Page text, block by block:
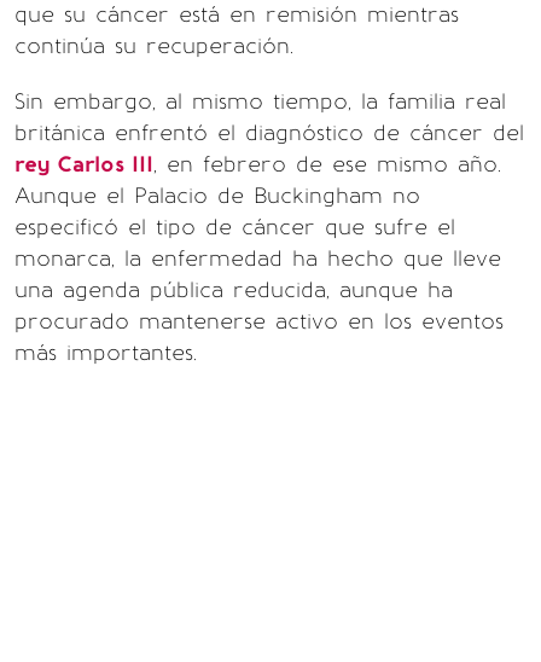
que su cáncer está en remisión mientras
continúa su recuperación.
Sin embargo, al mismo tiempo, la familia real
británica enfrentó el diagnóstico de cáncer del
rey Carlos III, en febrero de ese mismo año.
Aunque el Palacio de Buckingham no
especificó el tipo de cáncer que sufre el
monarca, la enfermedad ha hecho que lleve
una agenda pública reducida, aunque ha
procurado mantenerse activo en los eventos
más importantes.